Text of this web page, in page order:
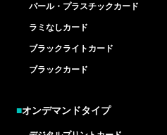
パール・プラスチックカード
ラミなしカード
ブラックライトカード
ブラックカード
■オンデマンドタイプ